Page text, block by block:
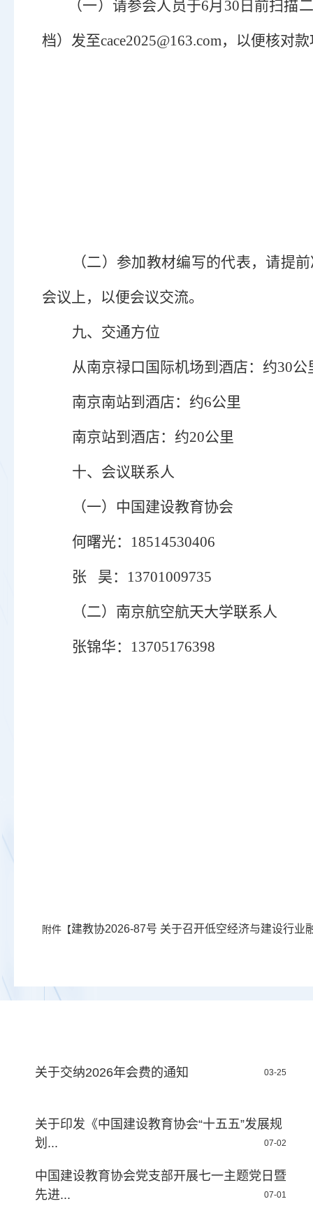
（一） 请参会人员于6月 30 日前扫描
档）发至cace2025@163.com，以便核对
（二） 参加教材编写的代表，请提
会议上， 以便会议交流。
九、交通方位
从南京禄口国际机场到酒店： 约30公
南京南站到酒店： 约6公里
南京站到酒店： 约20公里
十、会议联系人
（一） 中国建设教育协会
何曙光： 18514530406
张 昊： 13701009735
（二） 南京航空航天大学联系人
张锦华： 13705176398
附件【建教协2026-87号 关于召开低空经济与建设行业
关于交纳2026年会费的通知 03-25
关于印发《中国建设教育协会“十五五”发展规
划...
07-02
中国建设教育协会党支部开展七一主题党日暨
先进...
07-01